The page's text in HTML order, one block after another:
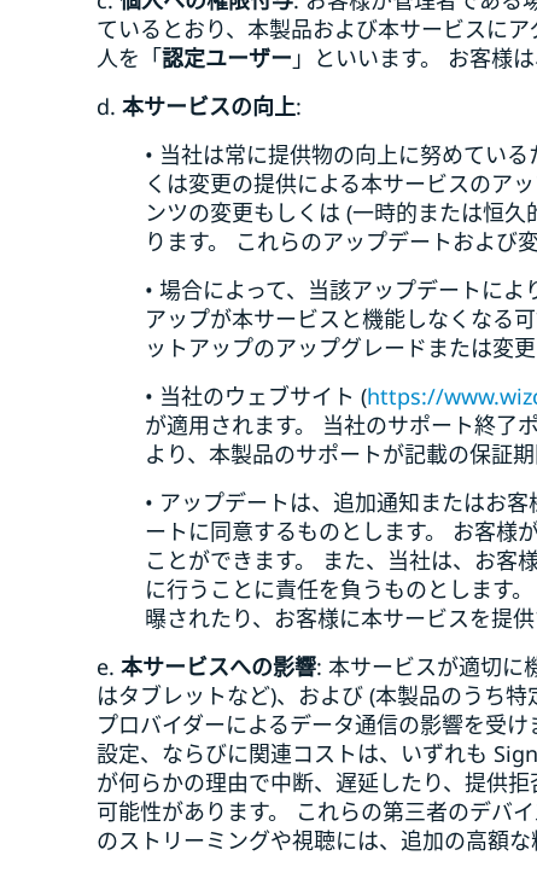
ているとおり、本製品および本サービスに
人を「認定ユーザー 」といいます。 お客様
d. 本サービスの向上:
• 当社は常に提供物の向上に努めてい
くは変更の提供による本サービスのア
ンツの変更もしくは (一時的または恒
ります。 これらのアップデートおよび
• 場合によって、当該アップデートに
アップが本サービスと機能しなくなる
ットアップのアップグレードまたは変
• 当社のウェブサイト (https://
が適用されます。 当社のサポート終了
より、本製品のサポートが記載の保証
• アップデートは、追加通知またはお
ートに同意するものとします。 お客様
ことができます。 また、当社は、お客
に行うことに責任を負うものとします
曝されたり、お客様に本サービスを提
e. 本サービスへの影響: 本サービスが適切に
はタブレットなど)、および (本製品のうち
プロバイダーによるデータ通信の影響を受
設定、ならびに関連コストは、いずれも
が何らかの理由で中断、遅延したり、提供
可能性があります。 これらの第三者のデバ
のストリーミングや視聴には、追加の高額な